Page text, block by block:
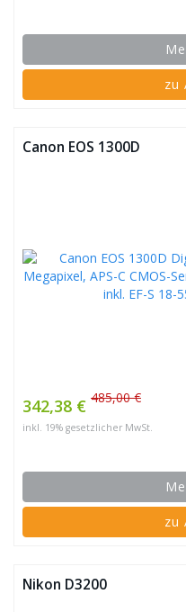
zu
Canon EOS 1300D
342,38 € 485,00 €
inkl. 19% gesetzlicher MwSt.
zu
Nikon D3200